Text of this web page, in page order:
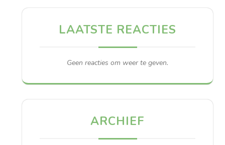
LAATSTE REACTIES
Geen reacties om weer te geven.
ARCHIEF